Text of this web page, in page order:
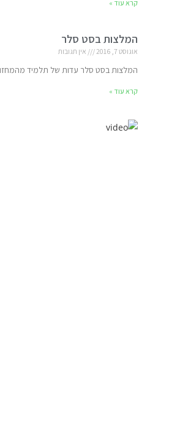
קרא עוד »
המלצות בסט סלר
אוגוסט 7, 2016 אין תגובות
המלצות בסט סלר עדות של תלמיד
קרא עוד »